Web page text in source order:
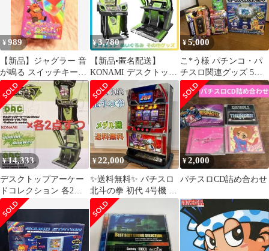
¥989
【新品】ジャグラー 音
が鳴る スイッチキーホ
ルダー ウルトラミラク
ルジャグラー
¥3,780
【新品•匿名配送】
KONAMI デスクトップ
アーケードコレクショ
ン 2種セット
¥5,000
こ*う様 パチンコ・パ
チスロ関連グッズ 5点
まとめ売り
¥14,333
デスクトップアーケー
ドコレクション 各2種
計4点セット
¥22,000
✨送料無料✨ パチスロ
北斗の拳 初代 4号機 拳
王パネル 実機 メダル機
名機
¥2,000
パチスロCD詰め合わせ